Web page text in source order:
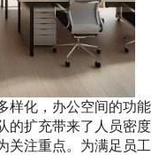
样化，办公空间的功能
的扩充带来了人员密度
关注重点。为满足员工